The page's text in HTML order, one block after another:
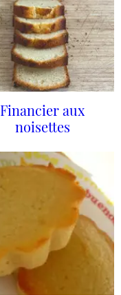
Financier aux
noisettes